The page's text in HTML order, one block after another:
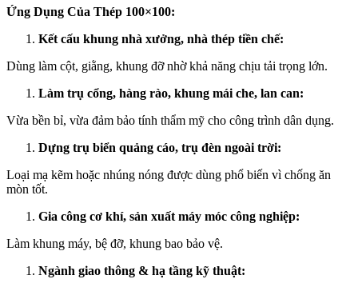
Ứng Dụng Của Thép 100×100:
Kết cấu khung nhà xưởng, nhà thép tiền chế:
Dùng làm cột, giằng, khung đỡ nhờ khả năng chịu tải trọng lớn.
Làm trụ cổng, hàng rào, khung mái che, lan can:
Vừa bền bỉ, vừa đảm bảo tính thẩm mỹ cho công trình dân dụng.
Dựng trụ biển quảng cáo, trụ đèn ngoài trời:
Loại mạ kẽm hoặc nhúng nóng được dùng phổ biến vì chống ăn
mòn tốt.
Gia công cơ khí, sản xuất máy móc công nghiệp:
Làm khung máy, bệ đỡ, khung bao bảo vệ.
Ngành giao thông & hạ tầng kỹ thuật: